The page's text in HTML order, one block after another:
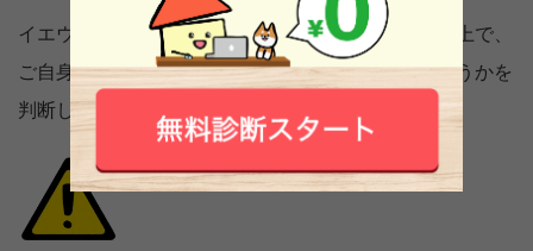
イエウールの悪い評判が生まれている背景を知った上で、
ご自身にとってイエウールを利用するのかよいかどうかを
判断しましょう。